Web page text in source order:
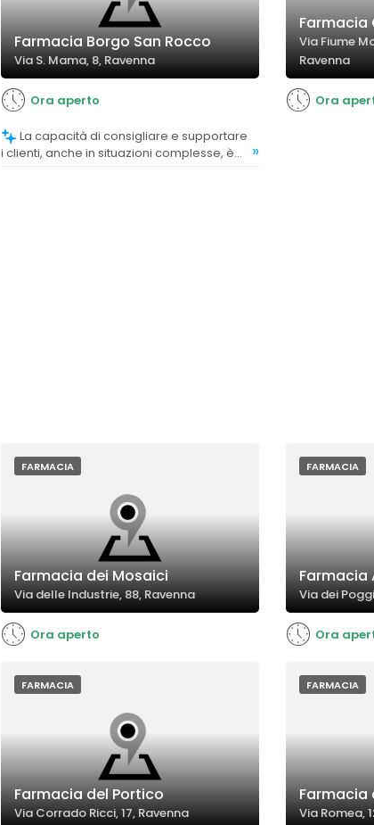
Farmacia Borgo San Rocco
Via S. Mama, 8, Ravenna
Ora aperto
i clienti, anche in situazioni complesse, è
»
Farmacia
Via Fiume
Ravenna
Ora
FARMACIA
Farmacia dei Mosaici
Via delle Industrie, 88, Ravenna
Ora aperto
FARMACIA
Farmacia
Via dei
Ora
FARMACIA
Farmacia del Portico
Via Corrado Ricci, 17, Ravenna
FARMACIA
Farmacia
Via Romea,